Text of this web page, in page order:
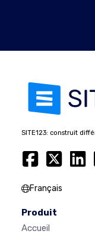
SITE123: construit
Français
Produit
Accueil